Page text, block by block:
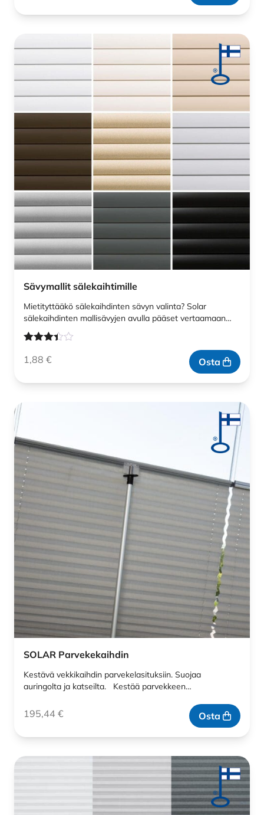
Sävymallit sälekaihtimille
Mietityttääkö sälekaihdinten sävyn valinta? Solar
sälekaihdinten mallisävyjen avulla pääset vertaamaan…
tuotteesta:
1,88 € Osta
SOLAR Parvekekaihdin
Kestävä vekkikaihdin parvekelasituksiin. Suojaa
auringolta ja katseilta. Kestää parvekkeen…
195,44 € Osta